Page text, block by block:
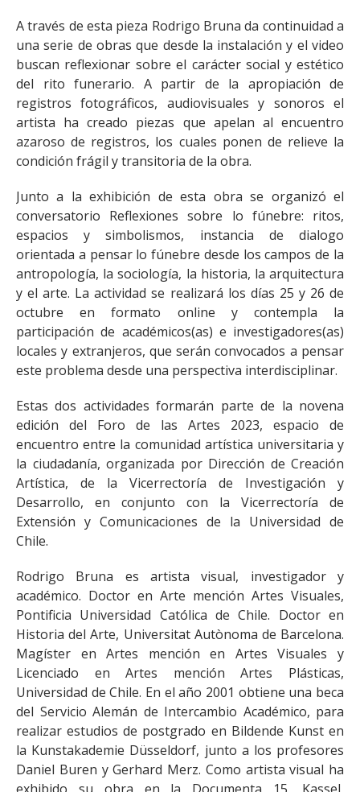
A través de esta pieza Rodrigo Bruna da continuidad a
una serie de obras que desde la instalación y el video
buscan reflexionar sobre el carácter social y estético
del rito funerario. A partir de la apropiación de
registros fotográficos, audiovisuales y sonoros el
artista ha creado piezas que apelan al encuentro
azaroso de registros, los cuales ponen de relieve la
condición frágil y transitoria de la obra.
Junto a la exhibición de esta obra se organizó el
conversatorio Reflexiones sobre lo fúnebre: ritos,
espacios y simbolismos, instancia de dialogo
orientada a pensar lo fúnebre desde los campos de la
antropología, la sociología, la historia, la arquitectura
y el arte. La actividad se realizará los días 25 y 26 de
octubre en formato online y contempla la
participación de académicos(as) e investigadores(as)
locales y extranjeros, que serán convocados a pensar
este problema desde una perspectiva interdisciplinar.
Estas dos actividades formarán parte de la novena
edición del Foro de las Artes 2023, espacio de
encuentro entre la comunidad artística universitaria y
la ciudadanía, organizada por Dirección de Creación
Artística, de la Vicerrectoría de Investigación y
Desarrollo, en conjunto con la Vicerrectoría de
Extensión y Comunicaciones de la Universidad de
Chile.
Rodrigo Bruna es artista visual, investigador y
académico. Doctor en Arte mención Artes Visuales,
Pontificia Universidad Católica de Chile. Doctor en
Historia del Arte, Universitat Autònoma de Barcelona.
Magíster en Artes mención en Artes Visuales y
Licenciado en Artes mención Artes Plásticas,
Universidad de Chile. En el año 2001 obtiene una beca
del Servicio Alemán de Intercambio Académico, para
realizar estudios de postgrado en Bildende Kunst en
la Kunstakademie Düsseldorf, junto a los profesores
Daniel Buren y Gerhard Merz. Como artista visual ha